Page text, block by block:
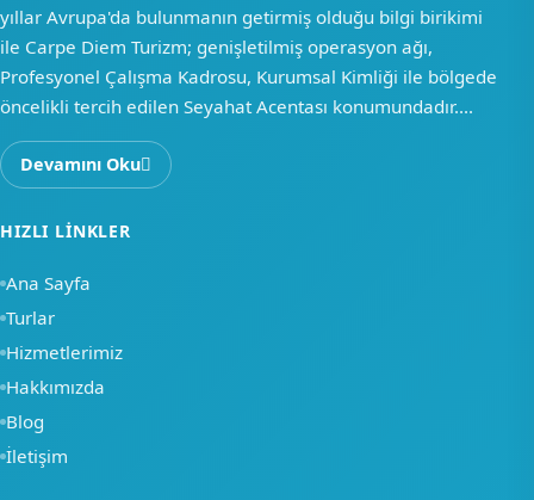
yıllar Avrupa'da bulunmanın getirmiş olduğu bilgi birikimi
ile Carpe Diem Turizm; genişletilmiş operasyon ağı,
Profesyonel Çalışma Kadrosu, Kurumsal Kimliği ile bölgede
öncelikli tercih edilen Seyahat Acentası konumundadır....
Devamını Oku
HIZLI LINKLER
Ana Sayfa
Turlar
Hizmetlerimiz
Hakkımızda
Blog
İletişim